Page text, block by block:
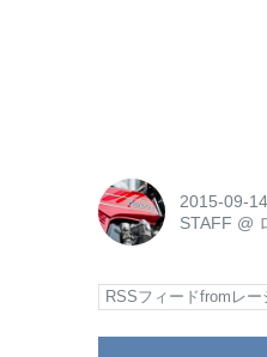
2015-09-14
STAFF @
RSSフィードfromレ